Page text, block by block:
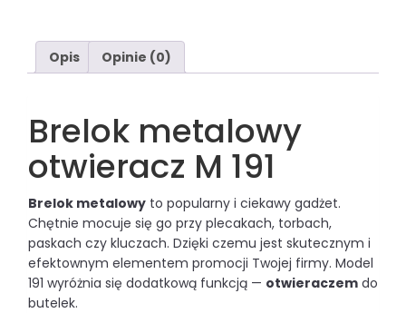
Opis Opinie (0)
Brelok metalowy
otwieracz M 191
Brelok metalowy to popularny i ciekawy gadżet.
Chętnie mocuje się go przy plecakach, torbach,
paskach czy kluczach. Dzięki czemu jest skutecznym i
efektownym elementem promocji Twojej firmy. Model
191 wyróżnia się dodatkową funkcją — otwieraczem do
butelek.